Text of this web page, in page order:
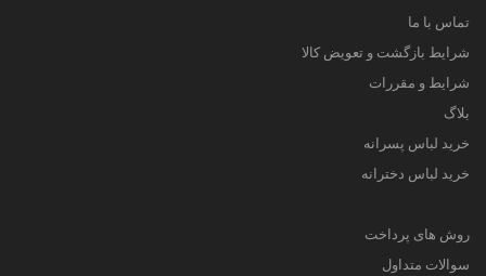
تماس با ما
شرایط بازگشت و تعویض کالا
شرایط و مقررات
بلاگ
خرید لباس پسرانه
خرید لباس دخترانه
روش های پرداخت
سوالات متداول